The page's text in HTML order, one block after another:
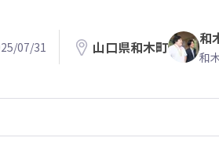
07/31 山口県和木町 和
和